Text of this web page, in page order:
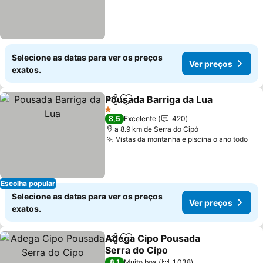
Selecione as datas para ver os preços
exatos.
Ver preços
Escolha popular
PartilharAdicionar aos favoritos
Pousada Barriga da Lua
1 Estrelas
8,5 Excelente
420
a 8.9 km de Serra do Cipó
Vistas da montanha e piscina o ano todo
Selecione as datas para ver os preços
exatos.
Ver preços
PartilharAdicionar aos favoritos
Adega Cipo Pousada
Serra do Cipo